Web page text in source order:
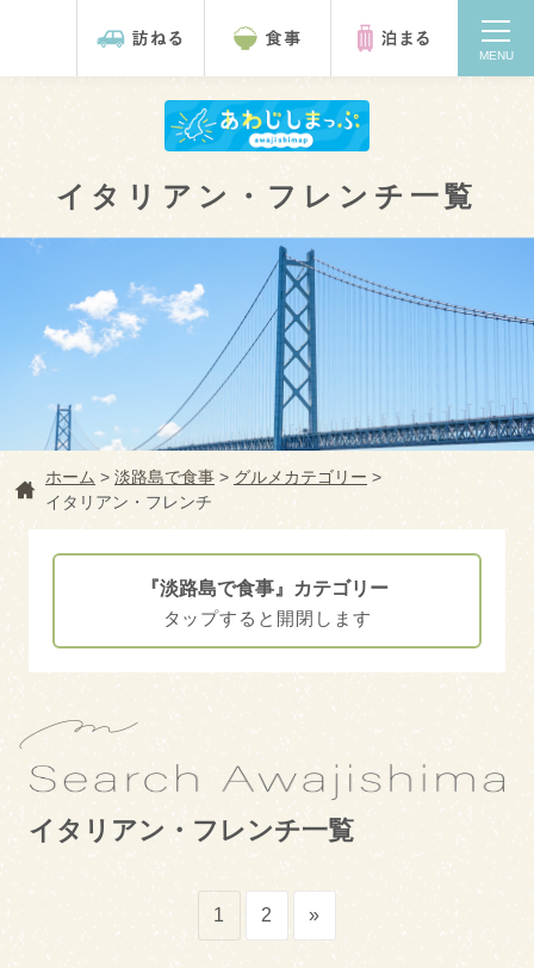
MENU
検索
淡路島を訪ねる
淡路島で食事
イタリアン・フレンチ一覧
ホーム > 淡路島で食事 > グルメカテゴリー >
イタリアン・フレンチ
イタリアン・フレンチ一覧
1 2 »
『淡路島で食事』カテゴリー
エリアカテゴリー
淡路市